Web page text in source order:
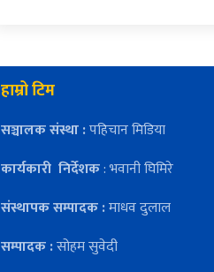
हाम्रो टिम
सञ्चालक संस्था :पहिचान मिडिया
कार्यकारी निर्देशक: भवानी घिमिरे
संस्थापक सम्पादक :माधव दुलाल
सम्पादक :सोहम सुवेदी